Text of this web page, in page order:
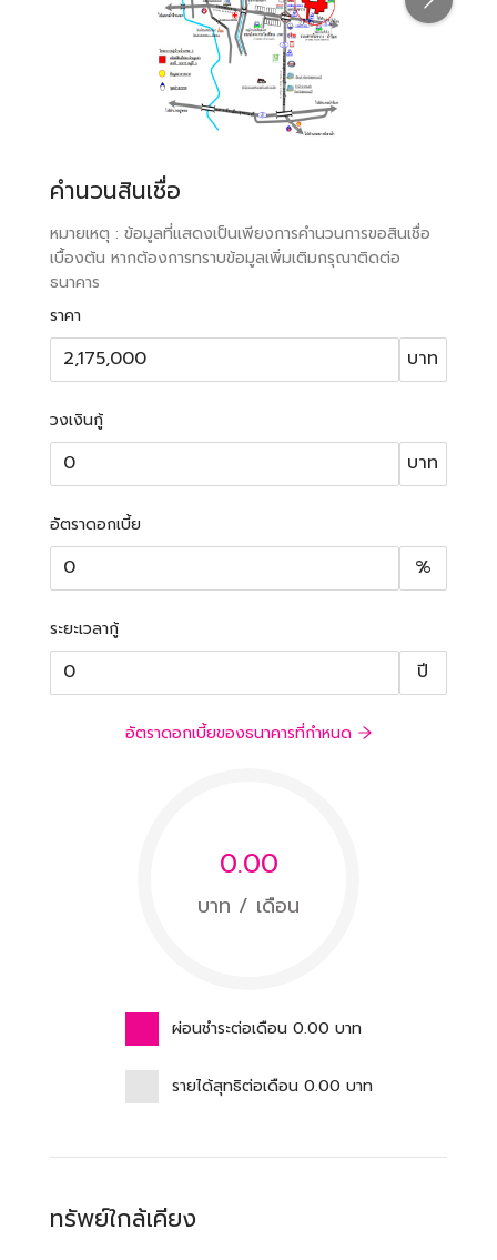
คำนวนสินเชื่อ
หมายเหตุ : ข้อมูลที่แสดงเป็นเพียงการคำนวนการขอสินเชื่อ
เบื้องต้น หากต้องการทราบข้อมูลเพิ่มเติมกรุณาติดต่อ
ธนาคาร
ราคา
บาท
วงเงินกู้
บาท
อัตราดอกเบี้ย
%
ระยะเวลากู้
ปี
อัตราดอกเบี้ยของธนาคารที่กำหนด
0.00
บาท / เดือน
ผ่อนชำระต่อเดือน 0.00 บาท
รายได้สุทธิต่อเดือน 0.00 บาท
ทรัพย์ใกล้เคียง